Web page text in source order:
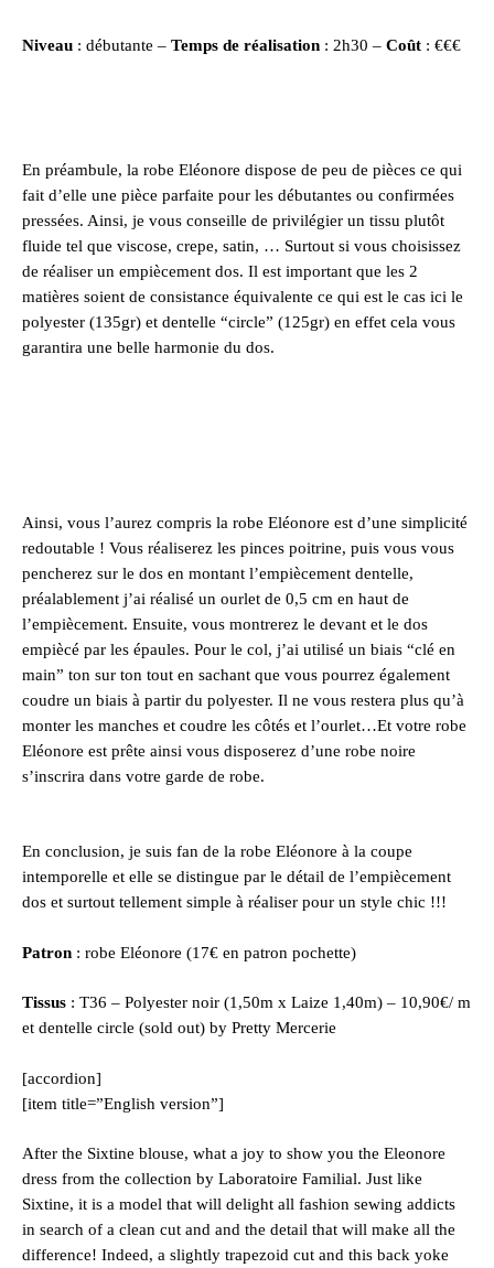
Niveau : débutante – Temps de réalisation : 2h30 – Coût : €€€
En préambule, la robe Eléonore dispose de peu de pièces ce qui
fait d’elle une pièce parfaite pour les débutantes ou confirmées
pressées. Ainsi, je vous conseille de privilégier un tissu plutôt
fluide tel que viscose, crepe, satin, … Surtout si vous choisissez
de réaliser un empiècement dos. Il est important que les 2
matières soient de consistance équivalente ce qui est le cas ici le
polyester (135gr) et dentelle “circle” (125gr) en effet cela vous
garantira une belle harmonie du dos.
Ainsi, vous l’aurez compris la robe Eléonore est d’une simplicité
redoutable ! Vous réaliserez les pinces poitrine, puis vous vous
pencherez sur le dos en montant l’empiècement dentelle,
préalablement j’ai réalisé un ourlet de 0,5 cm en haut de
l’empiècement. Ensuite, vous montrerez le devant et le dos
empiècé par les épaules. Pour le col, j’ai utilisé un biais “clé en
main” ton sur ton tout en sachant que vous pourrez également
coudre un biais à partir du polyester. Il ne vous restera plus qu’à
monter les manches et coudre les côtés et l’ourlet…Et votre robe
Eléonore est prête ainsi vous disposerez d’une robe noire
s’inscrira dans votre garde de robe.
En conclusion, je suis fan de la robe Eléonore à la coupe
intemporelle et elle se distingue par le détail de l’empiècement
dos et surtout tellement simple à réaliser pour un style chic !!!
Patron : robe Eléonore (17€ en patron pochette)
Tissus : T36 – Polyester noir (1,50m x Laize 1,40m) – 10,90€/ m
et dentelle circle (sold out) by Pretty Mercerie
[accordion]
[item title=”English version”]
After the Sixtine blouse, what a joy to show you the Eleonore
dress from the collection by Laboratoire Familial. Just like
Sixtine, it is a model that will delight all fashion sewing addicts
in search of a clean cut and and the detail that will make all the
difference! Indeed, a slightly trapezoid cut and this back yoke